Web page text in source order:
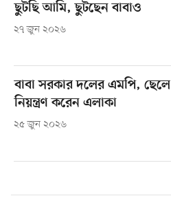
ছুটছি আমি, ছুটছেন বাবাও
২৭ জুন ২০২৬
বাবা সরকার দলের এমপি, ছেলে
নিয়ন্ত্রণ করেন এলাকা
২৫ জুন ২০২৬